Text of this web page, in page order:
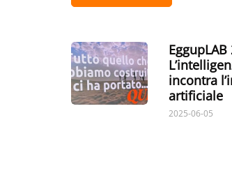
EggupLAB
incontra
artificiale
2025-06-05